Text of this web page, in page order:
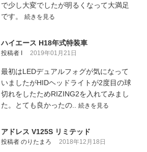
で少し大変でしたが明るくなって大満足
です。 続きを見る
ハイエース H18年式特装車
投稿者 I 2019年01月21日
最初はLEDデュアルフォグが気になって
いましたがHIDヘッドライトが2度目の球
切れをしたためRIZING2を入れてみまし
た。とても良かったの.. 続きを見る
アドレス V125S リミテッド
投稿者 のりたまろ 2018年12月18日